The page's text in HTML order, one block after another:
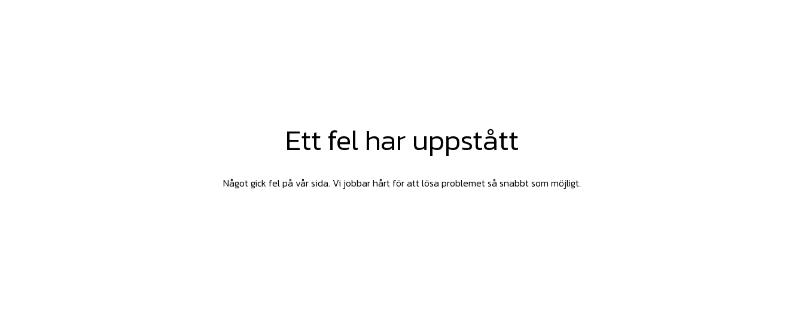
Ett fel har uppstått
Något gick fel på vår sida. Vi jobbar hårt för att lösa problemet så snabbt som möjligt.